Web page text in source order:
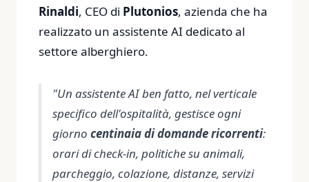
Rinaldi, CEO di Plutonios, azienda che ha
realizzato un assistente AI dedicato al
settore alberghiero.
"Un assistente AI ben fatto, nel verticale
specifico dell'ospitalità, gestisce ogni
giorno centinaia di domande ricorrenti:
orari di check-in, politiche su animali,
parcheggio, colazione, distanze, servizi